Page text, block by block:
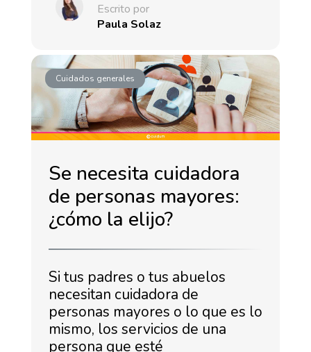
Escrito por
Paula Solaz
Cuidados generales
Se necesita cuidadora
de personas mayores:
¿cómo la elijo?
Si tus padres o tus abuelos
necesitan cuidadora de
personas mayores o lo que es lo
mismo, los servicios de una
persona que esté